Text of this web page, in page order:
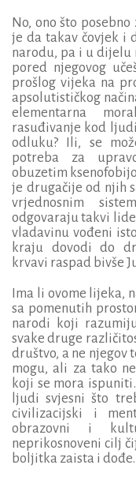
No, ono što
je da takav čovjek i
narodu, pa i u dijelu
pored njegovog
prošlog vijeka na
apsolutističkog
elementarna
rasuđivanje kod
odluku? Ili, se
potreba za
obuzetim
je drugačije od njih
vrjednosnim
odgovaraju takvi
vladavinu vođeni
kraju dovodi do
krvavi raspad bivše
Ima li ovome lijeka,
sa pomenutih
narodi koji
svake druge
društvo, a ne njegov
mogu, ali za tako
koji se mora
ljudi svjesni što
civilizacijski i
obrazovni i
neprikosnoveni cilj
boljitka zaista i dođe.